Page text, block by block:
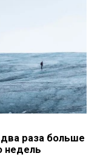
два раза больше
недель